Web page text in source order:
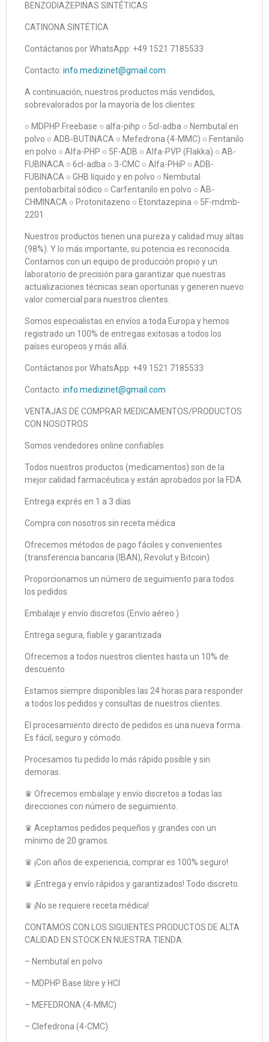
BENZODIAZEPINAS SINTÉTICAS
CATINONA SINTÉTICA
Contáctanos por WhatsApp: +49 1521 7185533
Contacto: info.medizinet@gmail.com
A continuación, nuestros productos más vendidos,
sobrevalorados por la mayoría de los clientes:
○ MDPHP Freebase ○ alfa-pihp ○ 5cl-adba ○ Nembutal en
polvo ○ ADB-BUTINACA ○ Mefedrona (4-MMC) ○ Fentanilo
en polvo ○ Alfa-PHP ○ 5F-ADB ○ Alfa-PVP (Flakka) ○ AB-
FUBINACA ○ 6cl-adba ○ 3-CMC ○ Alfa-PHiP ○ ADB-
FUBINACA ○ GHB líquido y en polvo ○ Nembutal
pentobarbital sódico ○ Carfentanilo en polvo ○ AB-
CHMINACA ○ Protonitazeno ○ Etonitazepina ○ 5F-mdmb-
2201
Nuestros productos tienen una pureza y calidad muy altas
(98%). Y lo más importante, su potencia es reconocida.
Contamos con un equipo de producción propio y un
laboratorio de precisión para garantizar que nuestras
actualizaciones técnicas sean oportunas y generen nuevo
valor comercial para nuestros clientes.
Somos especialistas en envíos a toda Europa y hemos
registrado un 100% de entregas exitosas a todos los
países europeos y más allá.
Contáctanos por WhatsApp: +49 1521 7185533
Contacto: info.medizinet@gmail.com
VENTAJAS DE COMPRAR MEDICAMENTOS/PRODUCTOS
CON NOSOTROS
Somos vendedores online confiables
Todos nuestros productos (medicamentos) son de la
mejor calidad farmacéutica y están aprobados por la FDA.
Entrega exprés en 1 a 3 días
Compra con nosotros sin receta médica
Ofrecemos métodos de pago fáciles y convenientes
(transferencia bancaria (IBAN), Revolut y Bitcoin)
Proporcionamos un número de seguimiento para todos
los pedidos.
Embalaje y envío discretos (Envío aéreo )
Entrega segura, fiable y garantizada
Ofrecemos a todos nuestros clientes hasta un 10% de
descuento
Estamos siempre disponibles las 24 horas para responder
a todos los pedidos y consultas de nuestros clientes.
El procesamiento directo de pedidos es una nueva forma.
Es fácil, seguro y cómodo.
Procesamos tu pedido lo más rápido posible y sin
demoras.
♛ Ofrecemos embalaje y envío discretos a todas las
direcciones con número de seguimiento.
♛ Aceptamos pedidos pequeños y grandes con un
mínimo de 20 gramos.
♛ ¡Con años de experiencia, comprar es 100% seguro!
♛ ¡Entrega y envío rápidos y garantizados! Todo discreto.
♛ ¡No se requiere receta médica!
CONTAMOS CON LOS SIGUIENTES PRODUCTOS DE ALTA
CALIDAD EN STOCK EN NUESTRA TIENDA:
– Nembutal en polvo
– MDPHP Base libre y HCl
– MEFEDRONA (4-MMC)
– Clefedrona (4-CMC)